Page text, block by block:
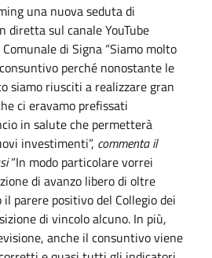
una nuova seduta di
diretta sul canale YouTube
di Signa “Siamo molto
perché nonostante le
siamo riusciti a realizzare gran
ci eravamo prefissati
in salute che permetterà
investimenti”, commenta il
“In modo particolare vorrei
di avanzo libero di oltre
parere positivo del Collegio dei
di vincolo alcuno. In più,
anche il consuntivo viene